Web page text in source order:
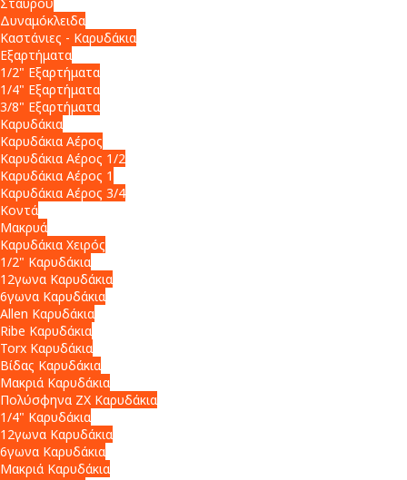
Δυναμόκλειδα
Καστάνιες - Καρυδάκια
Εξαρτήματα
1/2" Εξαρτήματα
1/4" Εξαρτήματα
3/8" Εξαρτήματα
Καρυδάκια
Καρυδάκια Αέρος
Καρυδάκια Αέρος 1/2
Καρυδάκια Αέρος 1
Καρυδάκια Αέρος 3/4
Κοντά
Μακρυά
Καρυδάκια Χειρός
1/2" Καρυδάκια
12γωνα Καρυδάκια
6γωνα Καρυδάκια
Allen Καρυδάκια
Ribe Καρυδάκια
Torx Καρυδάκια
Βίδας Καρυδάκια
Μακριά Καρυδάκια
Πολύσφηνα ZX Καρυδάκια
1/4" Καρυδάκια
12γωνα Καρυδάκια
6γωνα Καρυδάκια
Μακριά Καρυδάκια